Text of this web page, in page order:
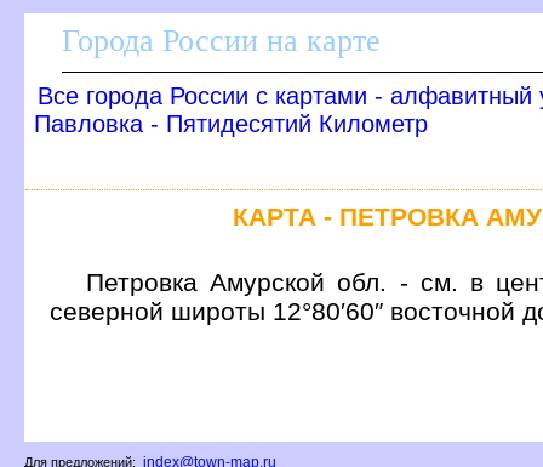
Города России на карте
се города России с картами - алфавитный
Павловка - Пятидесятий Километр
КАРТА - ПЕТРОВКА
Петровка Амурской обл. - см. в
северной широты 12°80′60″ восточной
Для предложений: index@town-map.ru